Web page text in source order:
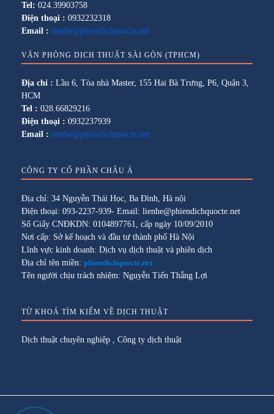
Tel: 024.39903758
Điện thoại : 0932232318
Email : lienhe@phiendichquocte.net
VĂN PHÒNG DỊCH THUẬT SÀI GÒN (TPHCM)
Địa chỉ : Lầu 6, Tòa nhà Master, 155 Hai Bà Trưng, P6, Quận 3,
HCM
Tel : 028.66829216
Điện thoại : 0932237939
Email : lienhe@phiendichquocte.net
CÔNG TY CỔ PHẦN CHÂU Á
Địa chỉ: 34 Nguyễn Thái Học, Ba Đình, Hà nội
Điện thoại: 093-2237-939- Email: lienhe@phiendichquocte.net
Số Giấy CNĐKDN: 0104897761, cấp ngày 10/09/2010
Nơi cấp: Sở kế hoạch và đầu tư thành phố Hà Nội
Lĩnh vực kinh doanh: Dịch vụ dịch thuật và phiên dịch
Địa chỉ tên miền: phiendichquocte.net
Tên người chịu trách nhiệm: Nguyễn Tiến Thắng Lợi
TỪ KHOÁ TÌM KIẾM VỀ DỊCH THUẬT
Dịch thuật chuyên nghiệp , Công ty dịch thuật